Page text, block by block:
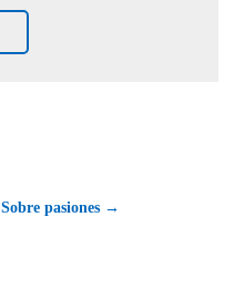
Sobre pasiones →